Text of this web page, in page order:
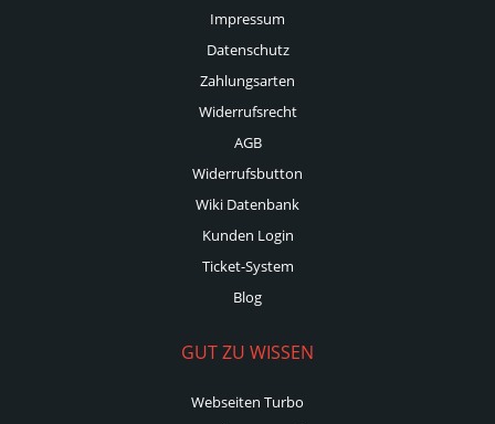
Impressum
Datenschutz
Zahlungsarten
Widerrufsrecht
AGB
Widerrufsbutton
Wiki Datenbank
Kunden Login
Ticket-System
Blog
GUT ZU WISSEN
Webseiten Turbo